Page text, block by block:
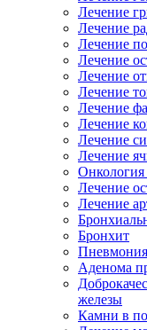
Лечение
Лечение
Лечение
Лечение
Лечение
Лечение
Лечение
Лечение
Лечение
Лечение
Лечение
Лечение
Бронхит
Пневмония
Аденома
железы
Камни в